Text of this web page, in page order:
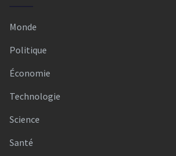
Monde
Politique
Économie
Technologie
Science
Santé